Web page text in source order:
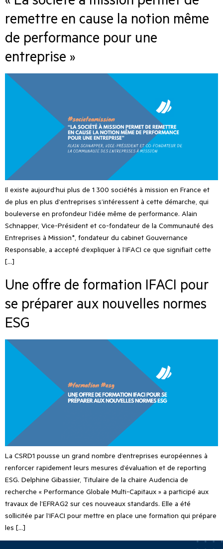
remettre en cause la notion même
de performance pour une
entreprise »
Il existe aujourd’hui plus de 1 300 sociétés à mission en France et
de plus en plus d‘entreprises s’intéressent à cette démarche, qui
bouleverse en profondeur l’idée même de performance. Alain
Schnapper, Vice-Président et co-fondateur de la Communauté des
Entreprises à Mission*, fondateur du cabinet Gouvernance
Responsable, a accepté d’expliquer à l’IFACI ce que signifiait cette
[…]
Une offre de formation IFACI pour
se préparer aux nouvelles normes
ESG
La CSRD1 pousse un grand nombre d’entreprises européennes à
renforcer rapidement leurs mesures d’évaluation et de reporting
ESG. Delphine Gibassier, Titulaire de la chaire Audencia de
recherche « Performance Globale Multi-Capitaux » a participé aux
travaux de l’EFRAG2 sur ces nouveaux standards. Elle a été
sollicitée par l’IFACI pour mettre en place une formation qui prépare
les […]